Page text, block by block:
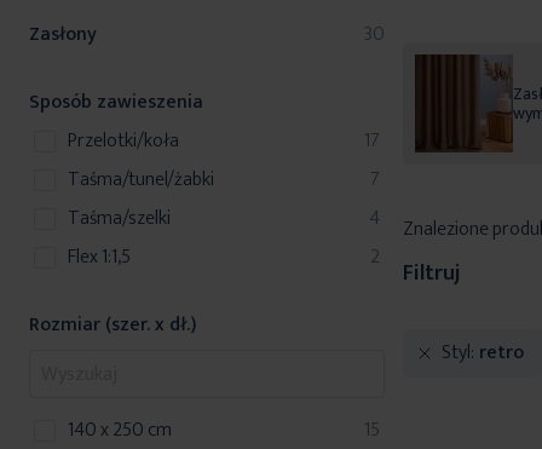
Znalezione
Filtruj
Styl retro
Zasłony 30
produkty
Sposób zawieszenia
przelotki/koła
17
produkty
taśma/tunel/żabki
7
produkty
taśma/szelki
4
produkty
Flex 1:1,5
2
produkty
Rozmiar (szer. x dł.)
140 x 250 cm 15
produkty